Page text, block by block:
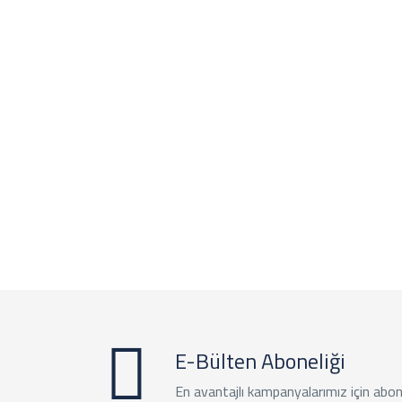
E-Bülten Aboneliği
En avantajlı kampanyalarımız için